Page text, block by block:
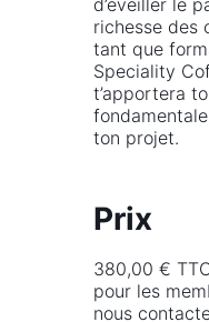
d’éveiller le
richesse des
tant que
Speciality
t’apportera
ton projet.
Prix
380,00 €
pour les
nous